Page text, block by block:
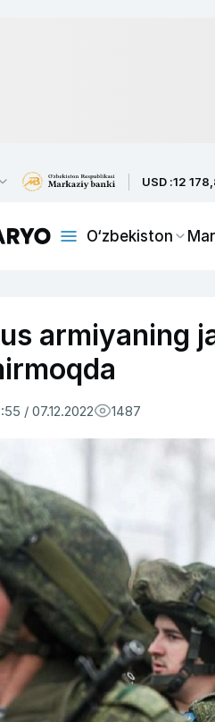
USD :12
O‘zbekiston
armiyaning
/ 07.12.2022 1487